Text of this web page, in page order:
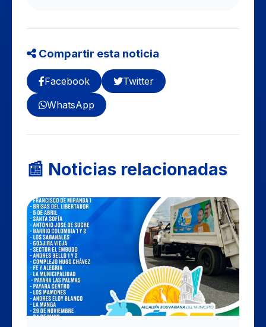
Compartir esta noticia
Facebook
Twitter
WhatsApp
📰 Noticias relacionadas